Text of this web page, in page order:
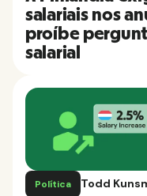
salariais nos
proíbe
salarial
Política Todd